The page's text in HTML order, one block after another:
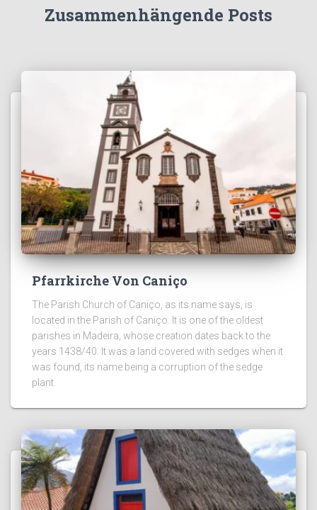
Zusammenhängende Posts
Pfarrkirche Von Caniço
The Parish Church of Caniço, as its name says, is
located in the Parish of Caniço. It is one of the oldest
parishes in Madeira, whose creation dates back to the
years 1438/40. It was a land covered with sedges when it
was found, its name being a corruption of the sedge
plant.